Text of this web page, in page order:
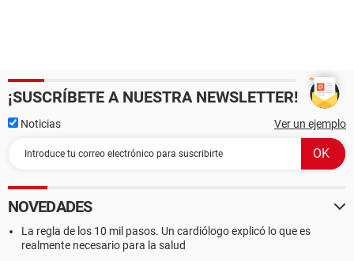
¡SUSCRÍBETE A NUESTRA NEWSLETTER!
Noticias Ver un ejemplo
NOVEDADES
La regla de los 10 mil pasos. Un cardiólogo explicó lo que es
realmente necesario para la salud